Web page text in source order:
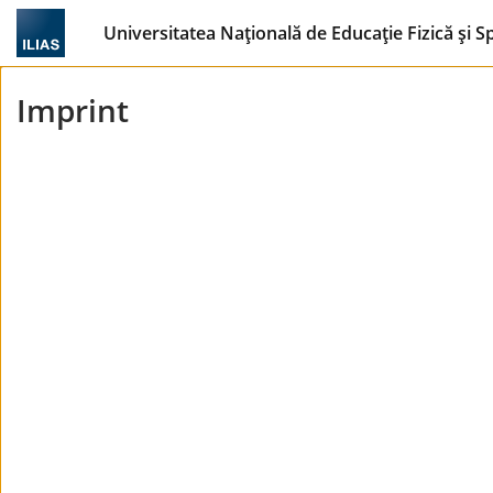
Universitatea Națională de Educație Fizică și
Imprint